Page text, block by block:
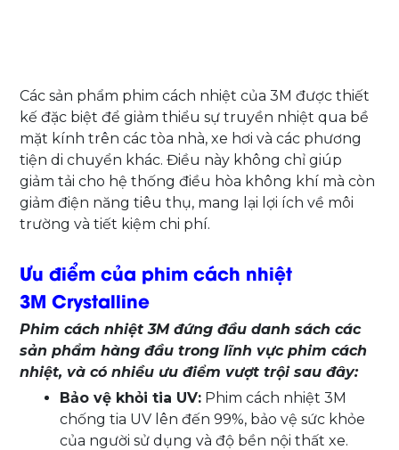
Các sản phẩm phim cách nhiệt của 3M được thiết
kế đặc biệt để giảm thiểu sự truyền nhiệt qua bề
mặt kính trên các tòa nhà, xe hơi và các phương
tiện di chuyển khác. Điều này không chỉ giúp
giảm tải cho hệ thống điều hòa không khí mà còn
giảm điện năng tiêu thụ, mang lại lợi ích về môi
trường và tiết kiệm chi phí.
Ưu điểm của phim cách nhiệt
3M Crystalline
Phim cách nhiệt 3M đứng đầu danh sách các
sản phẩm hàng đầu trong lĩnh vực phim cách
nhiệt, và có nhiều ưu điểm vượt trội sau đây:
Bảo vệ khỏi tia UV: Phim cách nhiệt 3M
chống tia UV lên đến 99%, bảo vệ sức khỏe
của người sử dụng và độ bền nội thất xe.